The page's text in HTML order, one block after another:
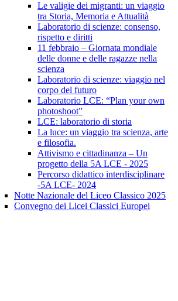
Le valigie dei migranti: un viaggio
tra Storia, Memoria e Attualità
Laboratorio di scienze: consenso,
rispetto e diritti
11 febbraio – Giornata mondiale
delle donne e delle ragazze nella
scienza
Laboratorio di scienze: viaggio nel
corpo del futuro
Laboratorio LCE: “Plan your own
photoshoot”
LCE: laboratorio di storia
La luce: un viaggio tra scienza, arte
e filosofia.
Attivismo e cittadinanza – Un
progetto della 5A LCE - 2025
Percorso didattico interdisciplinare
-5A LCE- 2024
Notte Nazionale del Liceo Classico 2025
Convegno dei Licei Classici Europei